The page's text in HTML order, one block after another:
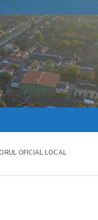
OFICIAL LOCAL